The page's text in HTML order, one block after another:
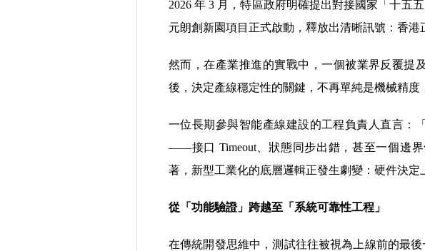
2026 年 3 月，特區政府明確提出對接國家「十五
元朗創新園項目正式啟動，釋放出清晰訊號：香
然而，在產業推進的實戰中，一個被業界反覆
後，決定產線穩定性的關鍵，不再單純是機械精度
一位長期參與智能產線建設的工程負責人直言：
——接口 Timeout、狀態同步出錯，甚至一個邊界
著，新型工業化的底層邏輯正發生劇變：硬件決
從「功能驗證」跨越至「系統可靠性工程」
在傳統開發思維中，測試往往被視為上線前的最